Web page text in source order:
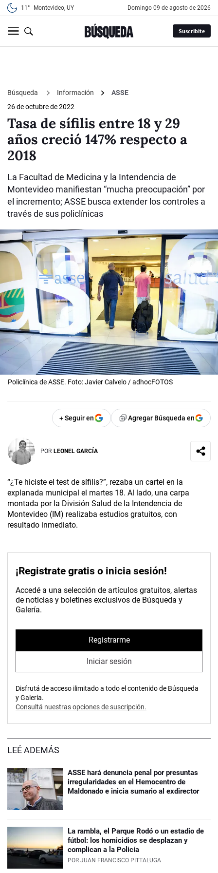
11° Montevideo, UY domingo 09 de agosto de 2026
Suscribite
Búsqueda Información
ASSE
26 de octubre de 2022
Tasa de sífilis entre 18 y 29
años creció 147% respecto a
2018
La Facultad de Medicina y la Intendencia de
Montevideo manifiestan “mucha preocupación” por
el incremento; ASSE busca extender los controles a
través de sus policlínicas
Policlínica de ASSE. Foto: Javier Calvelo / adhocFOTOS
+ Seguir en Agregar Búsqueda en
POR LEONEL GARCÍA
“¿Te hiciste el test de sífilis?”, rezaba un cartel en la
explanada municipal el martes 18. Al lado, una carpa
montada por la División Salud de la Intendencia de
Montevideo (IM) realizaba estudios gratuitos, con
resultado inmediato.
¡Registrate gratis o inicia sesión!
Accedé a una selección de artículos gratuitos, alertas
de noticias y boletines exclusivos de Búsqueda y
Galería.
Registrarme
Iniciar sesión
Disfrutá de acceso ilimitado a todo el contenido de Búsqueda
y Galería.
Consultá nuestras opciones de suscripción.
LEÉ ADEMÁS
ASSE hará denuncia penal por presuntas
irregularidades en el Hemocentro de
Maldonado e inicia sumario al exdirector
La rambla, el Parque Rodó o un estadio de
fútbol: los homicidios se desplazan y
complican a la Policía
POR JUAN FRANCISCO PITTALUGA